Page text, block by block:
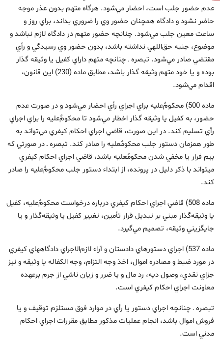
عدم حضور جلب است، احضار مي‌شود. هرگاه متهم بدون عذر موجه
حاضر نشود و دادگاه همچنان حضور وي را ضروري بداند، براي روز و
ساعت معين جلب مي‌شود. چنانچه حضور متهم در دادگاه لازم نباشد و
موضوع، جنبه حق‌اللهي نداشته باشد، بدون حضور وي رسيدگي و رأي
مقتضي صادر مي‌شود. تبصره ـ چنانچه متهم داراي كفيل يا وثيقه‏ گذار
بوده و يا خود متهم وثيقه ‏گذار باشد، مطابق ماده (230) اين قانون،
اقدام مي‌شود.
ماده 500) محكومٌ‌‏عليه براي اجراي رأي احضار مي‌شود و در صورت عدم
حضور، به كفيل يا وثيقه گذار اخطار مي‌شود تا محكومٌ‌‏عليه را براي اجراي
رأي تسليم كند. در اين صورت، قاضي اجراي احكام كيفري مي‌تواند به
طور همزمان دستور جلب محكومٌعليه را صادر كند. تبصره ـ در صورتي كه
بيم فرار يا مخفي شدن محكومٌعليه باشد، قاضي اجراي احكام كيفري
مي‏تواند با ذكر دليل در پرونده، از ابتداء دستور جلب محكومٌ‌عليه را صادر
كند.
ماده 508) قاضي اجراي احكام كيفري درباره درخواست محكومٌ‌عليه، كفيل
يا وثيقه‌گذار مبني بر تبديل قرار تأمين، تغيير كفيل يا وثيقه‌گذار و يا
جايگزيني وثيقه، تصميم مي‌گيرد.
ماده 537) اجراي دستورهاي دادستان و آراء لازم‌الاجراي دادگاههاي كيفري
در مورد ضبط و مصادره اموال، اخذ وجه التزام، وجه الكفاله يا وثيقه و نيز
جزاي نقدي،‌ وصول ديه، رد مال و يا ضرر و زيان ناشي از جرم برعهده
معاونت اجراي احكام كيفري است.
تبصره ـ چنانچه اجراي دستور يا رأي در موارد فوق مستلزم توقيف و يا
فروش اموال باشد، انجام عمليات مذكور مطابق مقررات اجراي احكام
مدني است.